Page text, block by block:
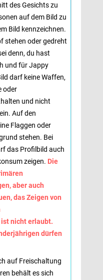
des Gesichts zu
auf dem Bild zu
Bild kennzeichnen.
stehen oder gedreht
denn, du hast
und für Jappy
darf keine Waffen,
oder
und nicht
Auf den
Flaggen oder
stehen. Bei
das Profilbild auch
zeigen. Die
aber auch
das Zeigen von
nicht erlaubt.
dürfen
auf Freischaltung
behält es sich